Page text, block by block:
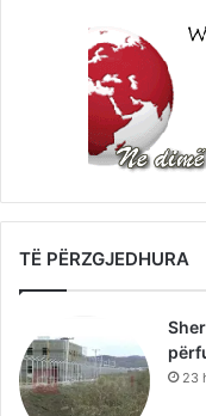
TË PËRZGJEDHURA
23